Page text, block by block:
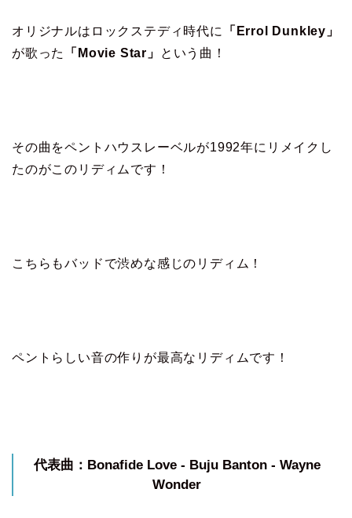
オリジナルはロックステディ時代に
「Errol Dunkley」
が歌った
「Movie Star」 という曲！
その曲をペントハウスレーベルが1992年にリメイクし
たのがこのリディムです！
こちらもバッドで渋めな感じのリディム！
ペントらしい音の作りが最高なリディムです！
代表曲：Bonafide Love - Buju Banton - Wayne
Wonder